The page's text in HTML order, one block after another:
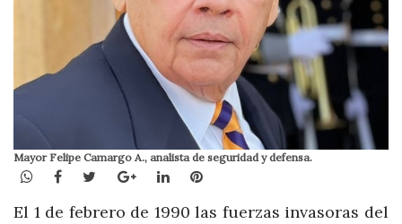
Mayor Felipe Camargo A., analista de seguridad y defensa.
WhatsApp
Facebook
TwitterGoogle+LinkedInPinterest
El 1 de febrero de 1990 las fuerzas invasoras del